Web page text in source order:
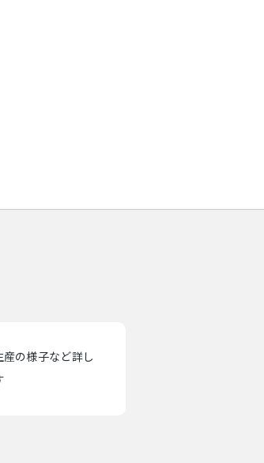
の様子など詳し